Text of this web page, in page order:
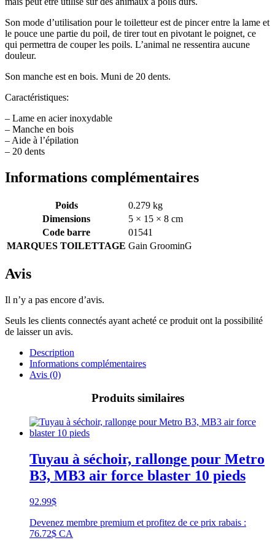
Son mode d’utilisation pour le toiletteur est de pincer entre la lame et
le pouce une partie du poil, de tirer tout en pivotant le poignet, ce
qui permettra de couper les poils. L’animal ne ressentira aucune
douleur.
Son manche est en bois. Muni de 20 dents.
Caractéristiques:
– Lame en acier inoxydable
– Manche en bois
– Aide à l’épilation
– 20 dents
Informations complémentaires
Poids
0.279 kg
Dimensions
5 × 15 × 8 cm
Code barre
01541
MARQUES TOILETTAGE Gain GroominG
Avis
Il n’y a pas encore d’avis.
Seuls les clients connectés ayant acheté ce produit ont la possibilité
de laisser un avis.
Description
Informations complémentaires
Avis (0)
Produits similaires
Tuyau à séchoir, rallonge pour Metro
B3, MB3 air force blaster 10 pieds
92.99$
Devenez membre premium et profitez de ce prix rabais :
76.72$ CA